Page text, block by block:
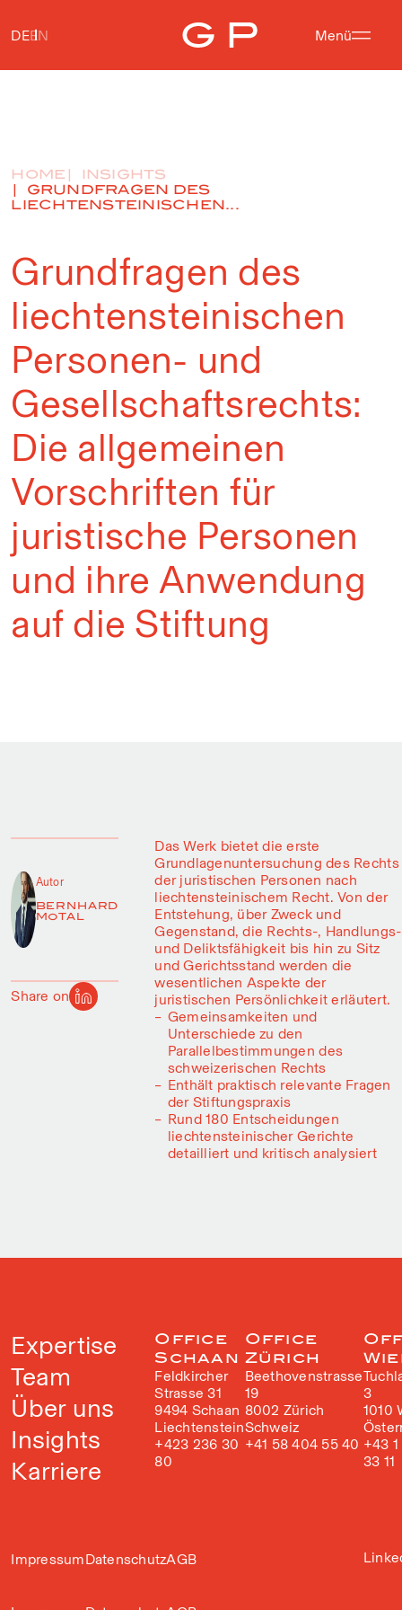
Menü
DEEN
HOME
INSIGHTS
GRUNDFRAGEN DES
LIECHTENSTEINISCHEN...
Grundfragen des
liechtensteinischen
Personen- und
Gesellschaftsrechts:
Die allgemeinen
Vorschriften für
juristische Personen
und ihre Anwendung
auf die Stiftung
Autor
BERNHARD
MOTAL
Share on
Das Werk bietet die erste
Grundlagenuntersuchung des Rechts
der juristischen Personen nach
liechtensteinischem Recht. Von der
Entstehung, über Zweck und
Gegenstand, die Rechts-, Handlungs-
und Deliktsfähigkeit bis hin zu Sitz
und Gerichtsstand werden die
wesentlichen Aspekte der
juristischen Persönlichkeit erläutert.
Gemeinsamkeiten und
Unterschiede zu den
Parallelbestimmungen des
schweizerischen Rechts
Enthält praktisch relevante Fragen
der Stiftungspraxis
Rund 180 Entscheidungen
liechtensteinischer Gerichte
detailliert und kritisch analysiert
Expertise
Team
Über uns
Insights
Karriere
ImpressumDatenschutzAGB
Office
Schaan
Feldkircher
Strasse 31
9494 Schaan
Liechtenstein
+423 236 30
80
Office
Zürich
Beethovenstrasse
19
8002 Zürich
Schweiz
+41 58 404 55 40
3
1010
+43
33 11